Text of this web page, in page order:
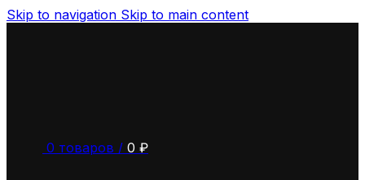
Skip to navigation Skip to main content
0 товаров / 0 ₽